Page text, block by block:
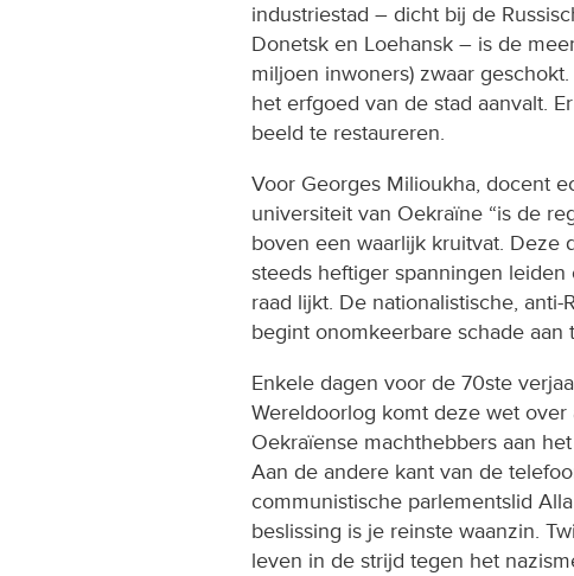
industriestad – dicht bij de
Donetsk en Loehansk – is de
miljoen inwoners) zwaar
het erfgoed van de stad aanvalt.
beeld te restaureren.
Voor Georges Milioukha, docent
universiteit van Oekraïne “is de
boven een waarlijk kruitvat. Deze
steeds heftiger spanningen
raad lijkt. De nationalistische,
begint onomkeerbare schade aan
Enkele dagen voor de 70ste
Wereldoorlog komt deze wet
Oekraïense machthebbers aan
Aan de andere kant van de
communistische parlementslid
beslissing is je reinste waanzin.
leven in de strijd tegen het